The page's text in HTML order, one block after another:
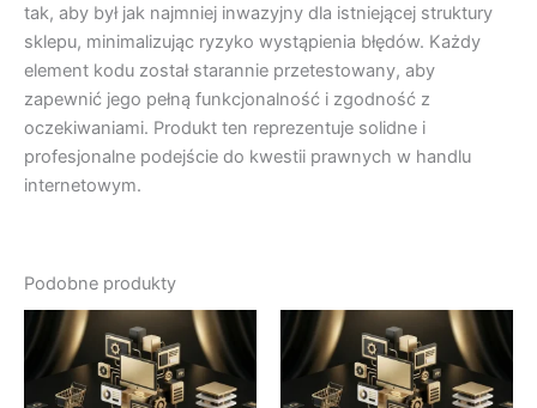
tak, aby był jak najmniej inwazyjny dla istniejącej struktury
sklepu, minimalizując ryzyko wystąpienia błędów. Każdy
element kodu został starannie przetestowany, aby
zapewnić jego pełną funkcjonalność i zgodność z
oczekiwaniami. Produkt ten reprezentuje solidne i
profesjonalne podejście do kwestii prawnych w handlu
internetowym.
Podobne produkty